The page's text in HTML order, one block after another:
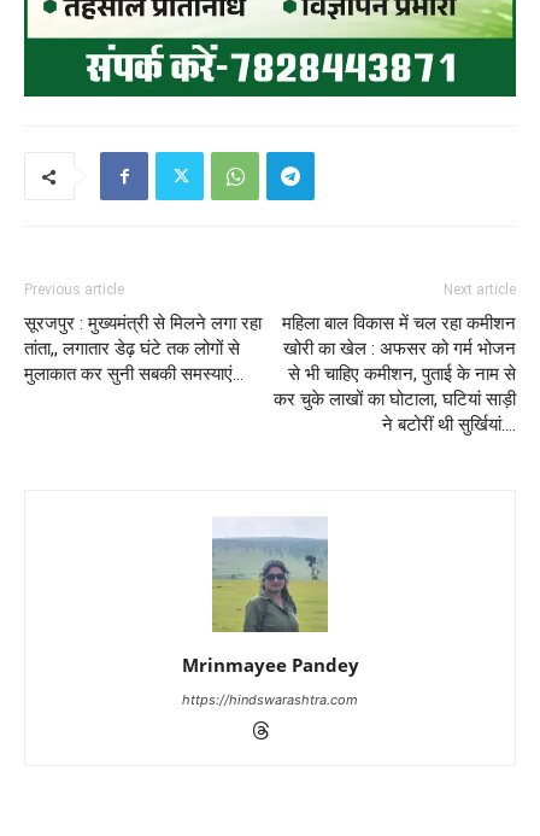
Previous article
सूरजपुर : मुख्यमंत्री से मिलने लगा रहा
तांता,, लगातार डेढ़ घंटे तक लोगों से
मुलाकात कर सुनी सबकी समस्याएं…
Next article
महिला बाल विकास में चल रहा कमीशन
खोरी का खेल : अफसर को गर्म भोजन
से भी चाहिए कमीशन, पुताई के नाम से
कर चुके लाखों का घोटाला, घटियां साड़ी
ने बटोरीं थी सुर्खियां….
Mrinmayee Pandey
https://hindswarashtra.com